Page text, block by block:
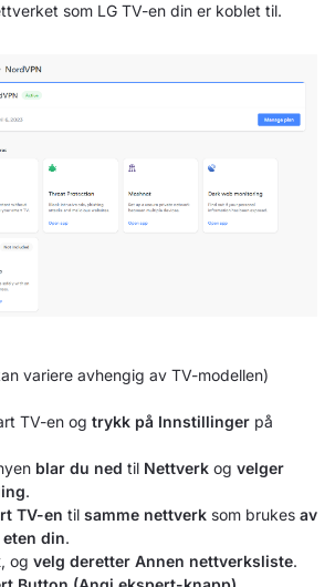
som LG TV-en din er koblet til.
variere avhengig av TV-modellen)
TV-en og trykk på Innstillinger på
blar du ned til Nettverk og velger
.
TV-en til samme nettverk som brukes av
din.
, og velg deretter Annen nettverksliste.